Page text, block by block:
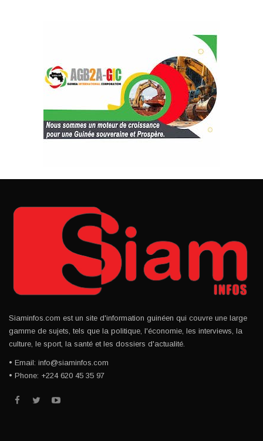
Siaminfos.com est un site d'information guinéen qui couvre une large
gamme de sujets, tels que la politique, l'économie, les interviews, la
culture, le sport, la santé et les dossiers d'actualité.
• Email: info@siaminfos.com
• Phone: +224 620 45 35 97